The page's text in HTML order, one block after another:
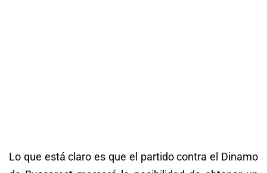
Lo que está claro es que el partido contra el Dinamo